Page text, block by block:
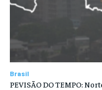
Brasil
PEVISÃO DO TEMPO: